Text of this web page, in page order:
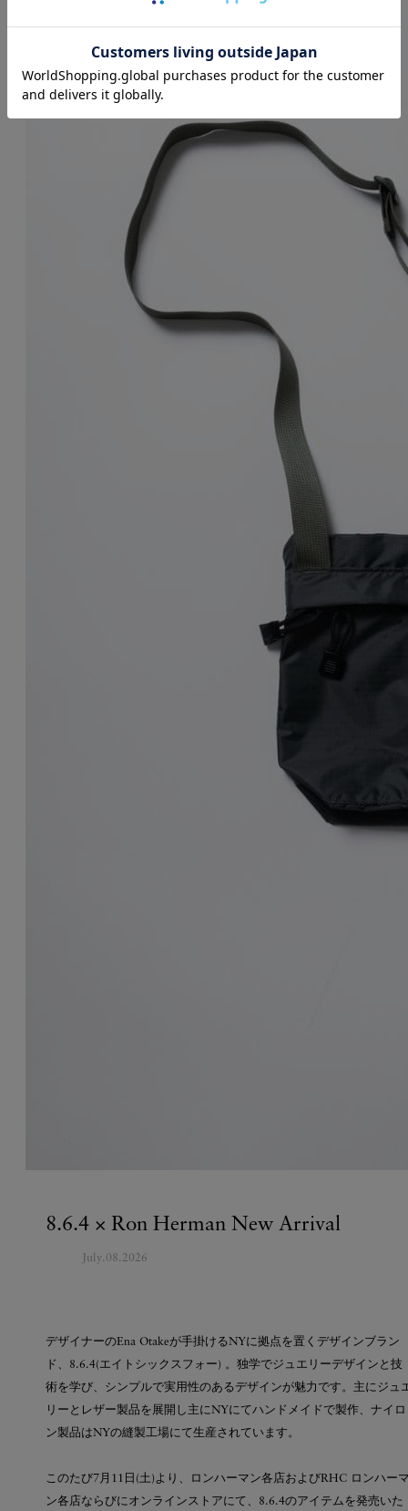
8.6.4 × Ron Herman New Arrival
July.08.2026
デザイナーのEna Otakeが手掛けるNYに拠点を置くデザインブラン
ド、8.6.4(エイトシックスフォー) 。独学でジュエリーデザインと技
術を学び、シンプルで実用性のあるデザインが魅力です。主にジュ
リーとレザー製品を展開し主にNYにてハンドメイドで製作、ナイロ
ン製品はNYの縫製工場にて生産されています。
このたび7月11日(土)より、ロンハーマン各店およびRHC ロンハー
ン各店ならびにオンラインストアにて、8.6.4のアイテムを発売いた